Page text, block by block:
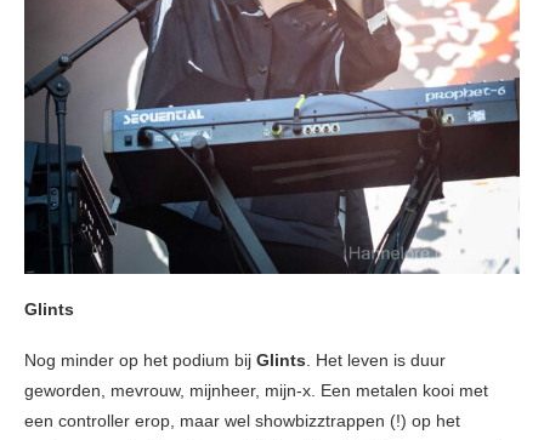
Glints
Nog minder op het podium bij Glints. Het leven is duur
geworden, mevrouw, mijnheer, mijn-x. Een metalen kooi met
een controller erop, maar wel showbizztrappen (!) op het